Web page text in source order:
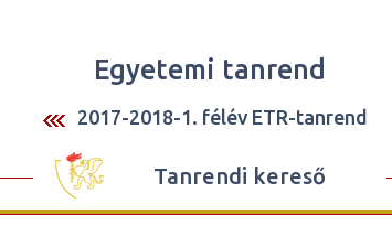
Egyetemi tanrend
2017-2018-1. félév ETR-tanrend
Tanrendi kereső